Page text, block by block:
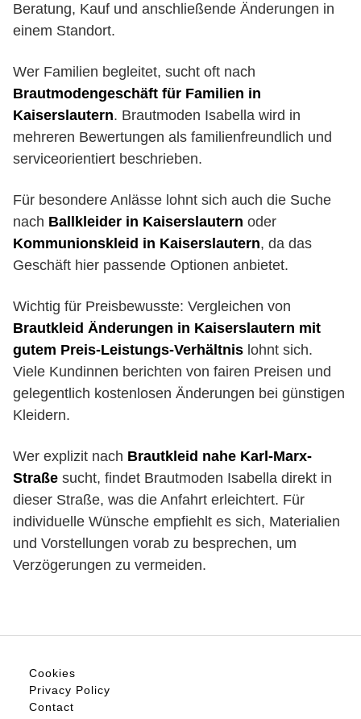
Beratung, Kauf und anschließende Änderungen in
einem Standort.
Wer Familien begleitet, sucht oft nach
Brautmodengeschäft für Familien in
Kaiserslautern. Brautmoden Isabella wird in
mehreren Bewertungen als familienfreundlich und
serviceorientiert beschrieben.
Für besondere Anlässe lohnt sich auch die Suche
nach Ballkleider in Kaiserslautern oder
Kommunionskleid in Kaiserslautern, da das
Geschäft hier passende Optionen anbietet.
Wichtig für Preisbewusste: Vergleichen von
Brautkleid Änderungen in Kaiserslautern mit
gutem Preis-Leistungs-Verhältnis lohnt sich.
Viele Kundinnen berichten von fairen Preisen und
gelegentlich kostenlosen Änderungen bei günstigen
Kleidern.
Wer explizit nach Brautkleid nahe Karl-Marx-
Straße sucht, findet Brautmoden Isabella direkt in
dieser Straße, was die Anfahrt erleichtert. Für
individuelle Wünsche empfiehlt es sich, Materialien
und Vorstellungen vorab zu besprechen, um
Verzögerungen zu vermeiden.
Cookies
Privacy Policy
Contact